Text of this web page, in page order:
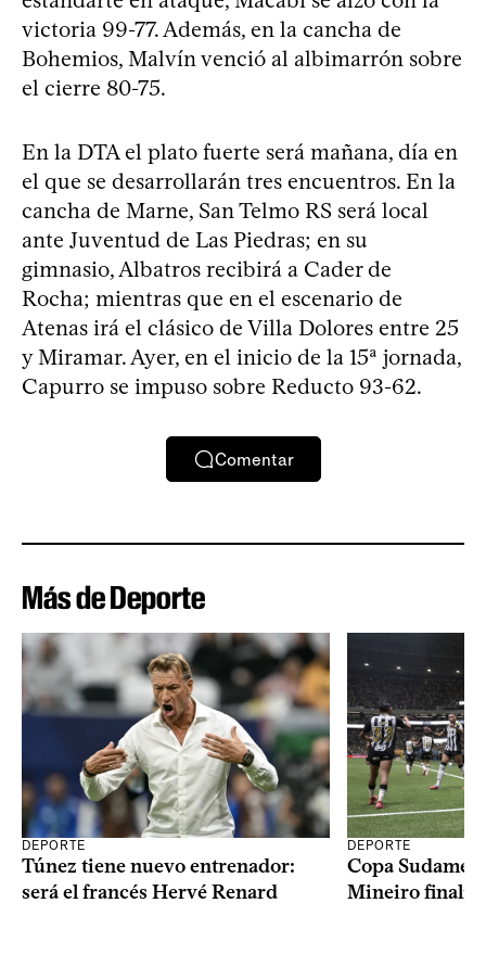
victoria 99-77. Además, en la cancha de
Bohemios, Malvín venció al albimarrón sobre
el cierre 80-75.
En la DTA el plato fuerte será mañana, día en
el que se desarrollarán tres encuentros. En la
cancha de Marne, San Telmo RS será local
ante Juventud de Las Piedras; en su
gimnasio, Albatros recibirá a Cader de
Rocha; mientras que en el escenario de
Atenas irá el clásico de Villa Dolores entre 25
y Miramar. Ayer, en el inicio de la 15ª jornada,
Capurro se impuso sobre Reducto 93-62.
Comentar
Más de Deporte
DEPORTE
Túnez tiene nuevo entrenador:
será el francés Hervé Renard
DEPORTE
Copa
Mineiro